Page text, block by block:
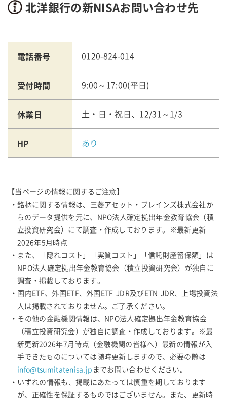
北洋銀行の新NISAお問い合わせ先
電話番号 0120-824-014
受付時間 9:00～17:00(平日)
休業日 土・日・祝日、12/31～1/3
HP あり
【当ページの情報に関するご注意】
・銘柄に関する情報は、三菱アセット・ブレインズ株式会社か
らのデータ提供を元に、NPO法人確定拠出年金教育協会（積
立投資研究会）にて調査・作成しております。※最新更新
2026年5月時点
・また、「隠れコスト」「実質コスト」「信託財産留保額」は
NPO法人確定拠出年金教育協会（積立投資研究会）が独自に
調査・掲載しております。
・国内ETF、外国ETF、外国ETF-JDR及びETN-JDR、上場投資法
人は掲載されておりません。ご了承ください。
・その他の金融機関情報は、NPO法人確定拠出年金教育協会
（積立投資研究会）が独自に調査・作成しております。※最
新更新2026年7月時点（金融機関の皆様へ）最新の情報が入
手できたものについては随時更新しますので、必要の際は
info@tsumitatenisa.jp までお問い合わせください。
・いずれの情報も、掲載にあたっては慎重を期しております
が、正確性を保証するものではございません。また、更新時